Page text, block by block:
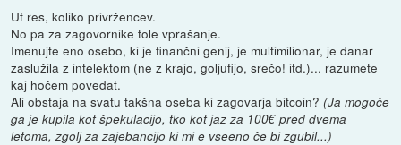
Uf res, koliko privržencev.
No pa za zagovornike tole vprašanje.
Imenujte eno osebo, ki je finančni genij, je multimilionar, je danar
zaslužila z intelektom (ne z krajo, goljufijo, srečo! itd.)... razumete
kaj hočem povedat.
Ali obstaja na svatu takšna oseba ki zagovarja bitcoin?(Ja mogoče
ga je kupila kot špekulacijo, tko kot jaz za 100€ pred dvema
letoma, zgolj za zajebancijo ki mi e vseeno če bi zgubil...)